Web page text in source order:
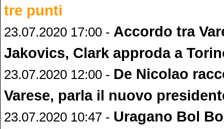
tre punti
23.07.2020 17:00 - Accordo tra
Jakovics, Clark approda a
23.07.2020 12:00 - De Nicolao
Varese, parla il nuovo
23.07.2020 10:47 - Uragano Bol